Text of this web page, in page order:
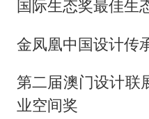
国际生态奖最佳生
金凤凰中国设计传
第二届澳门设计联
业空间奖